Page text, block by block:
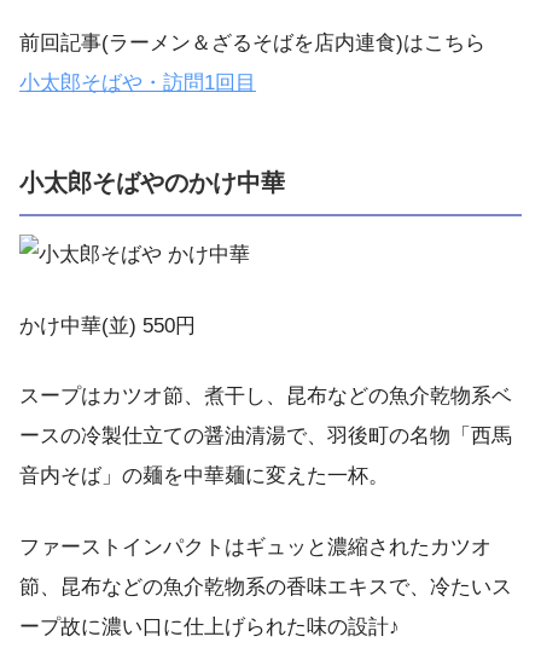
前回記事(ラーメン＆ざるそばを店内連食)はこちら
小太郎そばや・訪問1回目
小太郎そばやのかけ中華
かけ中華(並) 550円
スープはカツオ節、煮干し、昆布などの魚介乾物系ベ
ースの冷製仕立ての醤油清湯で、羽後町の名物「西馬
音内そば」の麺を中華麺に変えた一杯。
ファーストインパクトはギュッと濃縮されたカツオ
節、昆布などの魚介乾物系の香味エキスで、冷たいス
ープ故に濃い口に仕上げられた味の設計♪